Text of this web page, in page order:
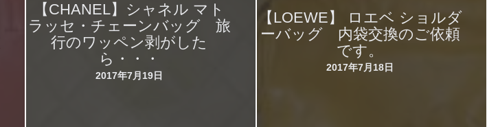
【CHANEL】シャネル マト
ラッセ・チェーンバッグ 旅
行のワッペン剥がした
ら・・・
2017年7月19日
【LOEWE】 ロエベ ショルダ
ーバッグ 内袋交換のご依頼
です。
2017年7月18日